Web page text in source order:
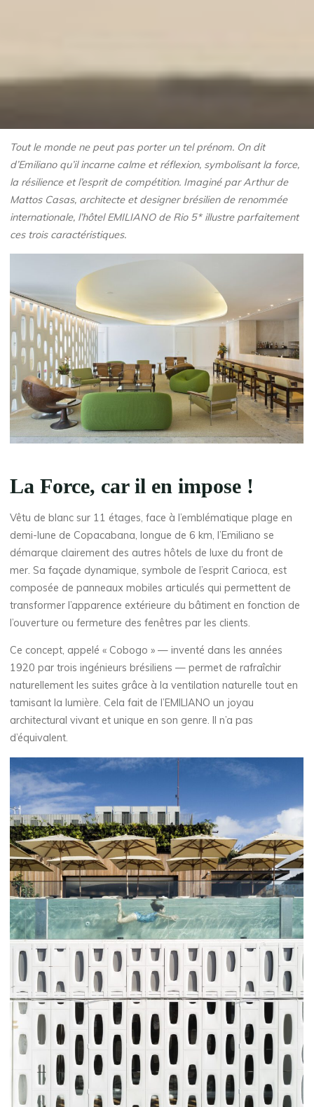
Tout le monde ne peut pas porter un tel prénom. On dit
d’Emiliano qu’il incarne calme et réflexion, symbolisant la force,
la résilience et l’esprit de compétition. Imaginé par Arthur de
Mattos Casas, architecte et designer brésilien de renommée
internationale, l’hôtel EMILIANO de Rio 5* illustre parfaitement
ces trois caractéristiques.
La Force, car il en impose !
Vêtu de blanc sur 11 étages, face à l’emblématique plage en
demi-lune de Copacabana, longue de 6 km, l’Emiliano se
démarque clairement des autres hôtels de luxe du front de
mer. Sa façade dynamique, symbole de l’esprit Carioca, est
composée de panneaux mobiles articulés qui permettent de
transformer l’apparence extérieure du bâtiment en fonction de
l’ouverture ou fermeture des fenêtres par les clients.
Ce concept, appelé « Cobogo » — inventé dans les années
1920 par trois ingénieurs brésiliens — permet de rafraîchir
naturellement les suites grâce à la ventilation naturelle tout en
tamisant la lumière. Cela fait de l’EMILIANO un joyau
architectural vivant et unique en son genre. Il n’a pas
d’équivalent.